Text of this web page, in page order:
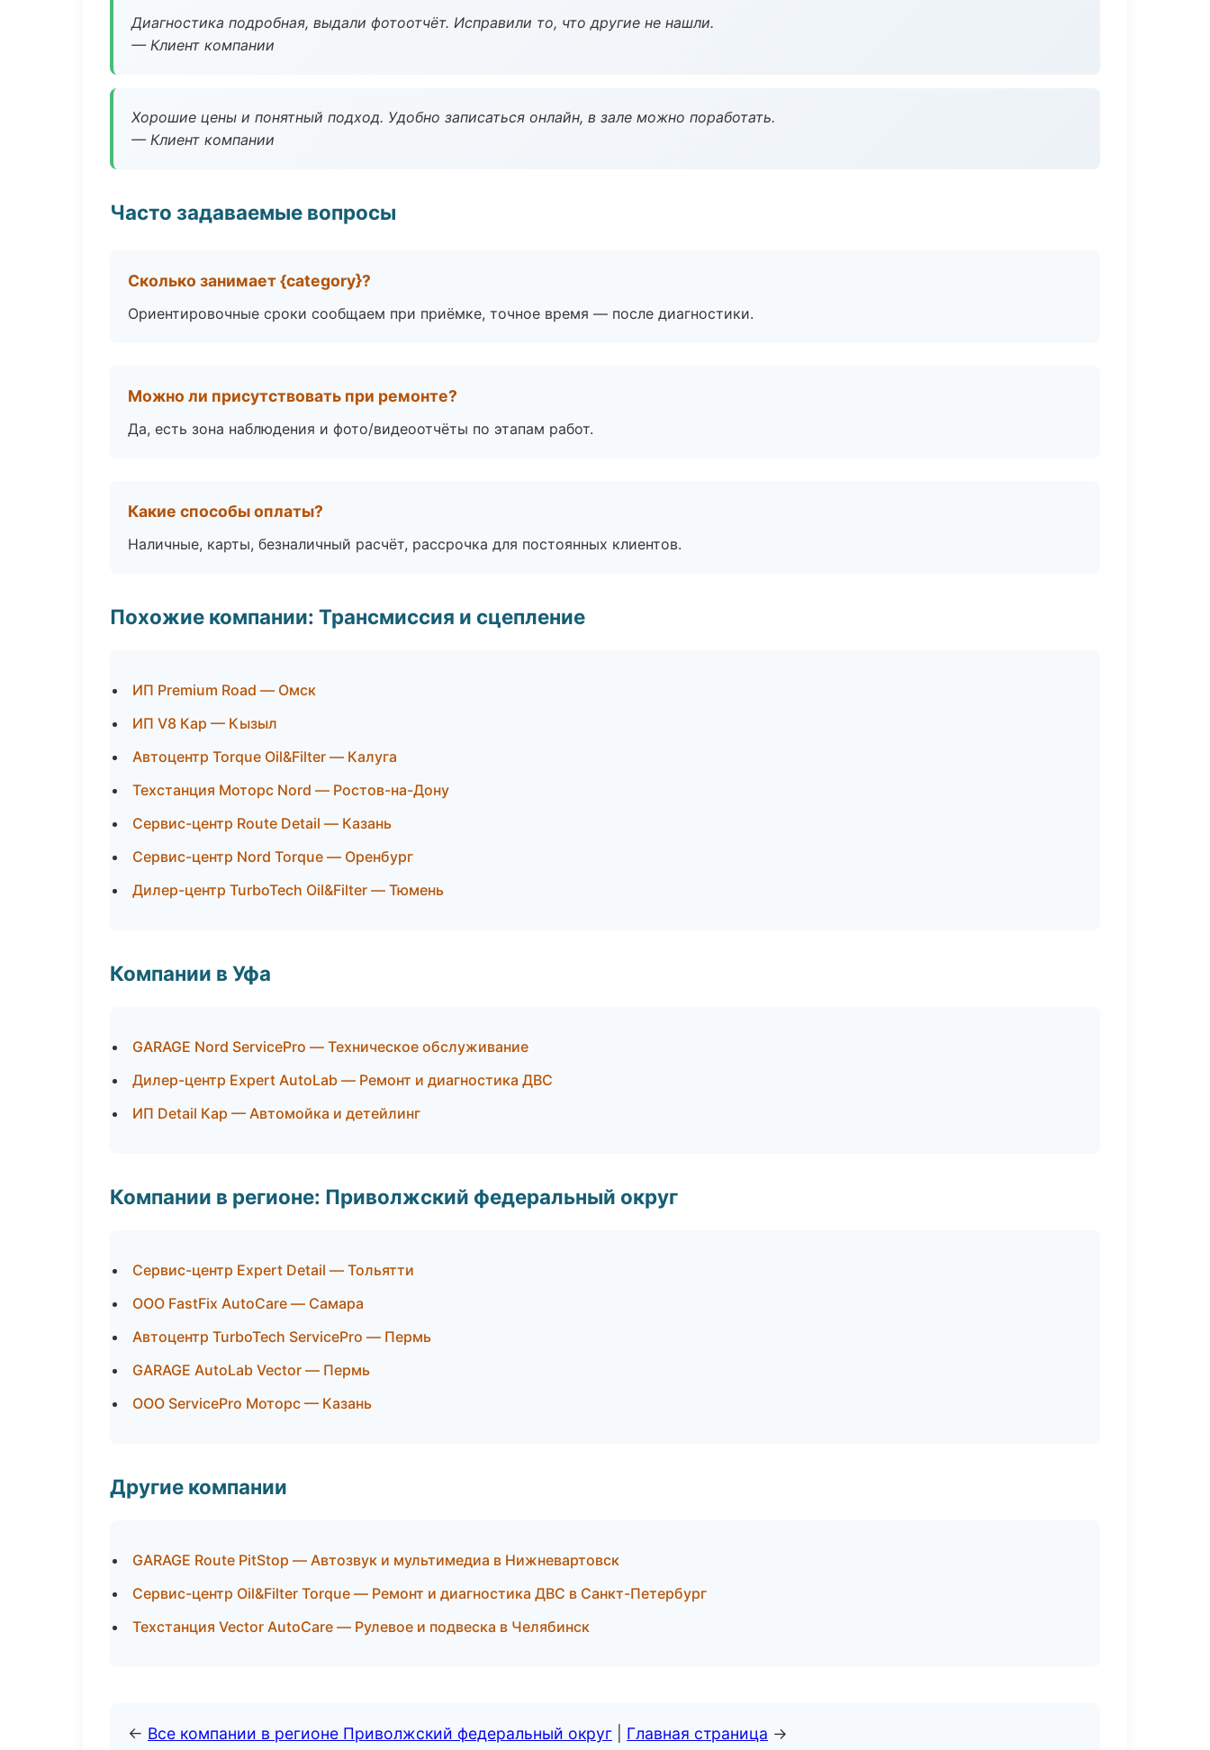
Диагностика подробная, выдали фотоотчёт. Исправили то, что другие не нашли.
— Клиент компании
Хорошие цены и понятный подход. Удобно записаться онлайн, в зале можно поработать.
— Клиент компании
Часто задаваемые вопросы
Сколько занимает {category}?
Ориентировочные сроки сообщаем при приёмке, точное время — после диагностики.
Можно ли присутствовать при ремонте?
Да, есть зона наблюдения и фото/видеоотчёты по этапам работ.
Какие способы оплаты?
Наличные, карты, безналичный расчёт, рассрочка для постоянных клиентов.
Похожие компании: Трансмиссия и сцепление
ИП Premium Road — Омск
ИП V8 Кар — Кызыл
Автоцентр Torque Oil&Filter — Калуга
Техстанция Моторс Nord — Ростов-на-Дону
Сервис-центр Route Detail — Казань
Сервис-центр Nord Torque — Оренбург
Дилер-центр TurboTech Oil&Filter — Тюмень
Компании в Уфа
GARAGE Nord ServicePro — Техническое обслуживание
Дилер-центр Expert AutoLab — Ремонт и диагностика ДВС
ИП Detail Кар — Автомойка и детейлинг
Компании в регионе: Приволжский федеральный округ
Сервис-центр Expert Detail — Тольятти
ООО FastFix AutoCare — Самара
Автоцентр TurboTech ServicePro — Пермь
GARAGE AutoLab Vector — Пермь
ООО ServicePro Моторс — Казань
Другие компании
GARAGE Route PitStop — Автозвук и мультимедиа в Нижневартовск
Сервис-центр Oil&Filter Torque — Ремонт и диагностика ДВС в Санкт-Петербург
Техстанция Vector AutoCare — Рулевое и подвеска в Челябинск
← Все компании в регионе Приволжский федеральный округ Главная страница →